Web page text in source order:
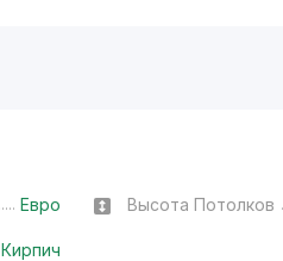
Евро Высота Потолков
Кирпич